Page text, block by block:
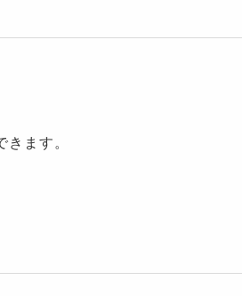
ます。